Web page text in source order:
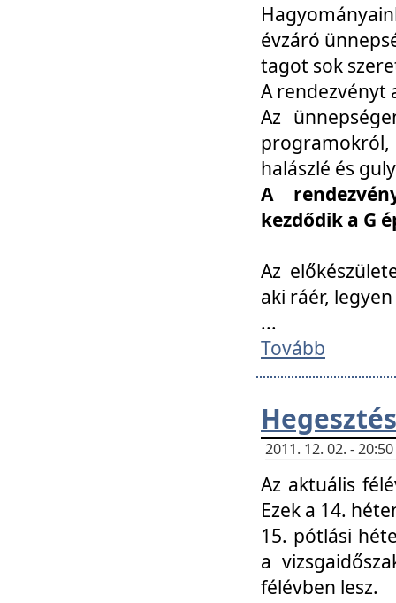
évzáró
tagot sok
A rendezvényt
Az
halászlé és
A
kezdődik a G
Az
aki ráér,
...
Tovább
2011. 12. 02. -
Az aktuális
Ezek a 14.
15. pótlási
a
félévben lesz.